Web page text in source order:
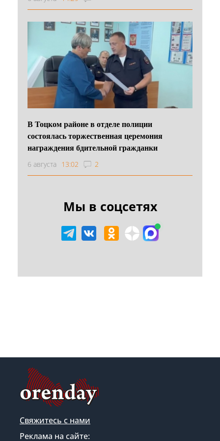
В Тоцком районе в отделе полиции
состоялась торжественная церемония
награждения бдительной гражданки
6 августа 13:02 2
Мы в соцсетях
Свяжитесь с нами
Реклама на сайте: